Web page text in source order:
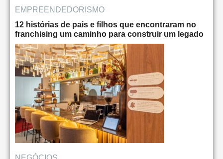
EMPREENDEDORISMO
12 histórias de pais e filhos que encontraram no
franchising um caminho para construir um legado